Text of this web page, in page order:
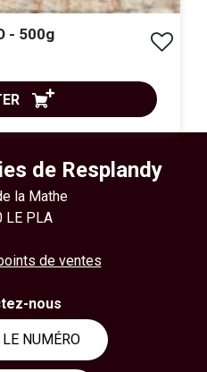
- 500g
de Resplandy
la Mathe
LE PLA
de ventes
nous
NUMÉRO